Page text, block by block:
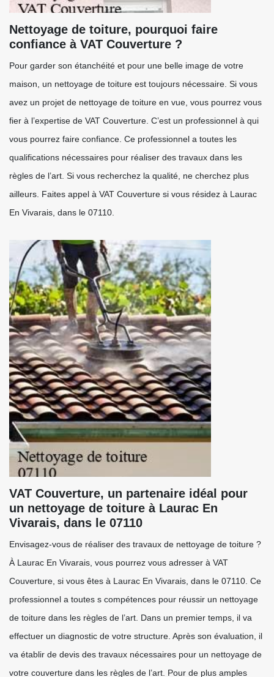
Nettoyage de toiture, pourquoi faire
confiance à VAT Couverture ?
Pour garder son étanchéité et pour une belle image de votre
maison, un nettoyage de toiture est toujours nécessaire. Si vous
avez un projet de nettoyage de toiture en vue, vous pourrez vous
fier à l’expertise de VAT Couverture. C’est un professionnel à qui
vous pourrez faire confiance. Ce professionnel a toutes les
qualifications nécessaires pour réaliser des travaux dans les
règles de l’art. Si vous recherchez la qualité, ne cherchez plus
ailleurs. Faites appel à VAT Couverture si vous résidez à Laurac
En Vivarais, dans le 07110.
VAT Couverture, un partenaire idéal pour
un nettoyage de toiture à Laurac En
Vivarais, dans le 07110
Envisagez-vous de réaliser des travaux de nettoyage de toiture ?
À Laurac En Vivarais, vous pourrez vous adresser à VAT
Couverture, si vous êtes à Laurac En Vivarais, dans le 07110. Ce
professionnel a toutes s compétences pour réussir un nettoyage
de toiture dans les règles de l’art. Dans un premier temps, il va
effectuer un diagnostic de votre structure. Après son évaluation, il
va établir de devis des travaux nécessaires pour un nettoyage de
votre couverture dans les règles de l’art. Pour de plus amples